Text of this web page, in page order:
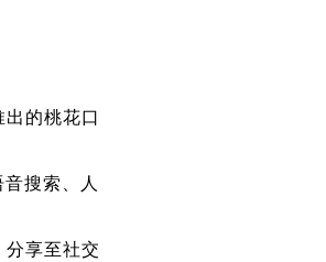
的桃花口
搜索、人
分享至社交